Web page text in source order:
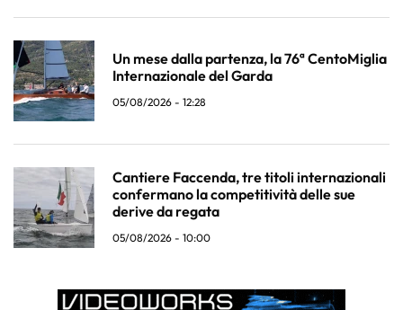
Un mese dalla partenza, la 76ª CentoMiglia
Internazionale del Garda
05/08/2026 - 12:28
Cantiere Faccenda, tre titoli internazionali
confermano la competitività delle sue
derive da regata
05/08/2026 - 10:00